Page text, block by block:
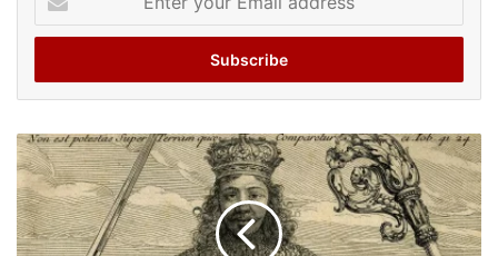
your
Email